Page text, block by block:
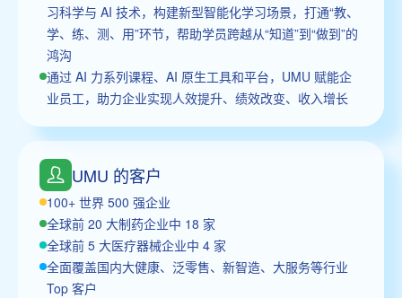
习科学与 AI 技术，构建新型智能化学习场景，打通“教、
学、练、测、用”环节，帮助学员跨越从“知道”到“做到”的
鸿沟
通过 AI 力系列课程、AI 原生工具和平台，UMU 赋能企
业员工，助力企业实现人效提升、绩效改变、收入增长
UMU 的客户
100+ 世界 500 强企业
全球前 20 大制药企业中 18 家
全球前 5 大医疗器械企业中 4 家
全面覆盖国内大健康、泛零售、新智造、大服务等行业
Top 客户